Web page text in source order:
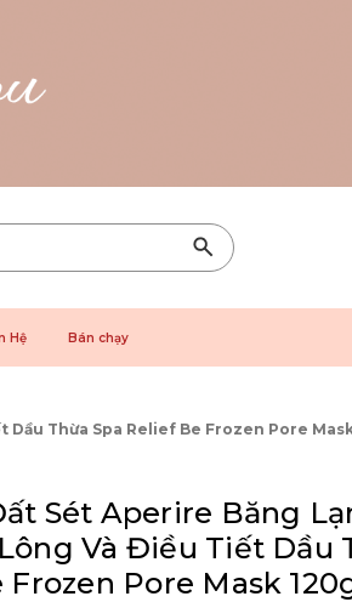
Hệ Bán chạy
Thừa Spa Relief Be Frozen Pore Mask
Sét Aperire Băng
Và Điều Tiết Dầu
Frozen Pore Mask